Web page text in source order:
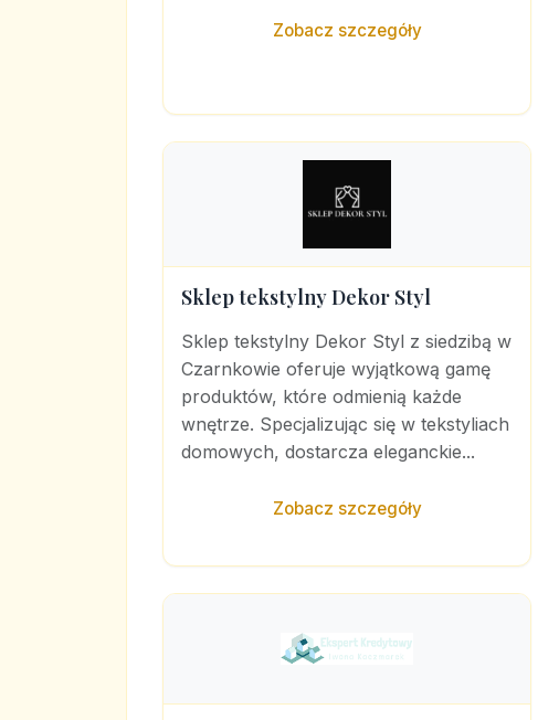
Zobacz szczegóły
Sklep tekstylny Dekor Styl
Sklep tekstylny Dekor Styl z siedzibą w
Czarnkowie oferuje wyjątkową gamę
produktów, które odmienią każde
wnętrze. Specjalizując się w tekstyliach
domowych, dostarcza eleganckie...
Zobacz szczegóły